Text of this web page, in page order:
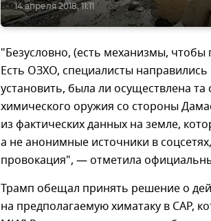
14 апреля 2018, 11:11
"Безусловно, (есть механизмы, чтобы
Есть ОЗХО, специалисты
установить, была ли осуществлена
химического оружия со стороны
из фактических данных на земле,
а не анонимные источники в
провокация", — отметила
Трамп обещал принять решение о
на предполагаемую химатаку в САР,